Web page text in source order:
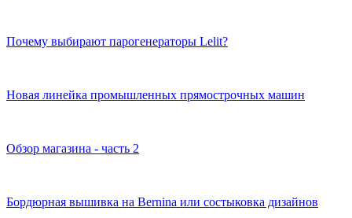
Почему выбирают парогенераторы Lelit?
Новая линейка промышленных прямострочных машин
Обзор магазина - часть 2
Бордюрная вышивка на Bernina или состыковка дизайнов